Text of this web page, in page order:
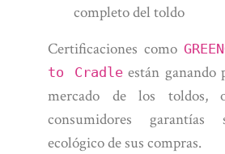
completo del toldo
Certificaciones como
to Cradleestán ganando
mercado de los toldos,
consumidores
ecológico de sus compras.